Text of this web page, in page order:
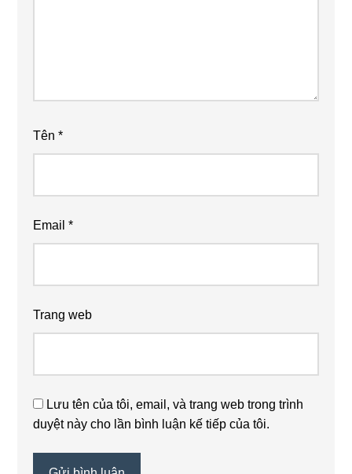
Tên*
Email*
Trang web
Lưu tên của tôi, email, và trang web trong trình
duyệt này cho lần bình luận kế tiếp của tôi.